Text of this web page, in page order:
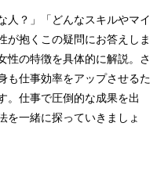
人？」「どんなスキルやマイ
が抱くこの疑問にお答えしま
性の特徴を具体的に解説。さ
も仕事効率をアップさせるた
。仕事で圧倒的な成果を出
を一緒に探っていきましょ